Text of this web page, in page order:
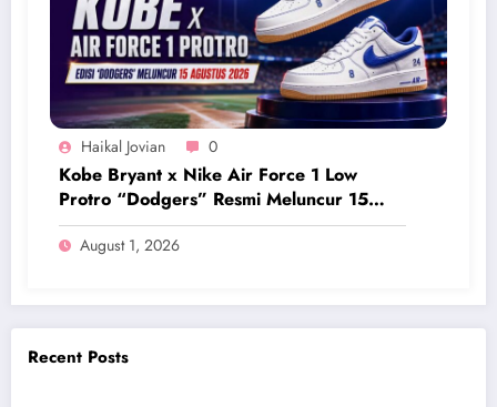
Haikal Jovian 0
Kobe Bryant x Nike Air Force 1 Low
Protro “Dodgers” Resmi Meluncur 15
Agustus 2026
August 1, 2026
Recent Posts